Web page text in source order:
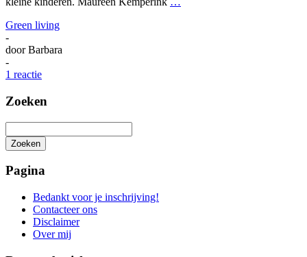
Green living
-
doorBarbara
-
1 reactie
Zoeken
Zoeken
zoeken
Pagina
Bedankt voor je inschrijving!
Contacteer ons
Disclaimer
Over mij